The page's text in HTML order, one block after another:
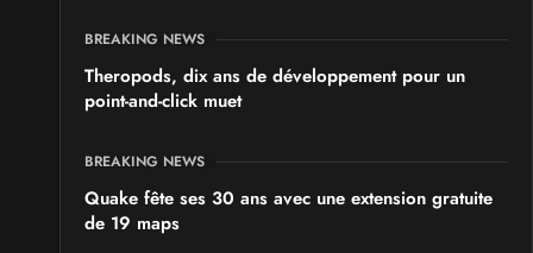
BREAKING NEWS
Theropods, dix ans de développement pour un
point-and-click muet
BREAKING NEWS
Quake fête ses 30 ans avec une extension gratuite
de 19 maps